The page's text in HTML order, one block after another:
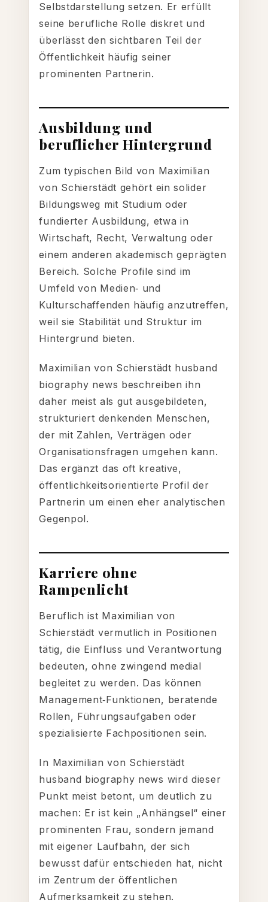
Selbstdarstellung setzen. Er erfüllt
seine berufliche Rolle diskret und
überlässt den sichtbaren Teil der
Öffentlichkeit häufig seiner
prominenten Partnerin.
Ausbildung und
beruflicher Hintergrund
Zum typischen Bild von Maximilian
von Schierstädt gehört ein solider
Bildungsweg mit Studium oder
fundierter Ausbildung, etwa in
Wirtschaft, Recht, Verwaltung oder
einem anderen akademisch geprägten
Bereich. Solche Profile sind im
Umfeld von Medien‑ und
Kulturschaffenden häufig anzutreffen,
weil sie Stabilität und Struktur im
Hintergrund bieten.
Maximilian von Schierstädt husband
biography news beschreiben ihn
daher meist als gut ausgebildeten,
strukturiert denkenden Menschen,
der mit Zahlen, Verträgen oder
Organisationsfragen umgehen kann.
Das ergänzt das oft kreative,
öffentlichkeitsorientierte Profil der
Partnerin um einen eher analytischen
Gegenpol.
Karriere ohne
Rampenlicht
Beruflich ist Maximilian von
Schierstädt vermutlich in Positionen
tätig, die Einfluss und Verantwortung
bedeuten, ohne zwingend medial
begleitet zu werden. Das können
Management‑Funktionen, beratende
Rollen, Führungsaufgaben oder
spezialisierte Fachpositionen sein.
In Maximilian von Schierstädt
husband biography news wird dieser
Punkt meist betont, um deutlich zu
machen: Er ist kein „Anhängsel“ einer
prominenten Frau, sondern jemand
mit eigener Laufbahn, der sich
bewusst dafür entschieden hat, nicht
im Zentrum der öffentlichen
Aufmerksamkeit zu stehen.